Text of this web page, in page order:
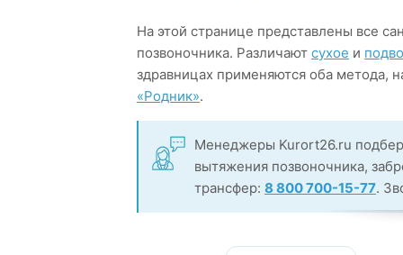
На этой странице представлены все
позвоночника. Различают сухое и
здравницах применяются оба метода,
«Родник».
Менеджеры Kurort26.ru
вытяжения позвоночника,
трансфер: 8 800 700-15-77.